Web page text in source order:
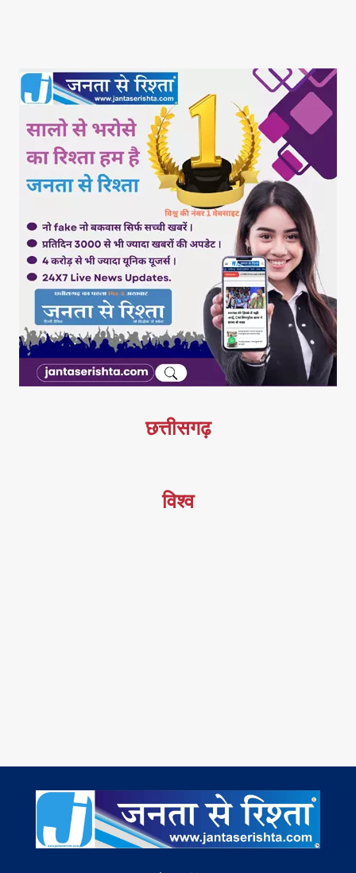
छत्तीसगढ़
विश्व